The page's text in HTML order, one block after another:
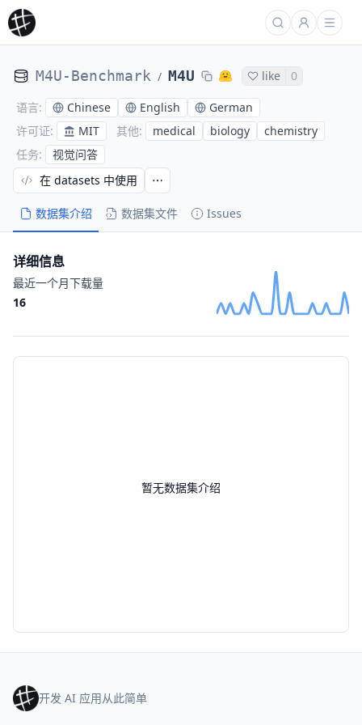
M4U-Benchmark / M4U like 0
语言: Chinese English
German
许可证: MIT 其他: medical biology
chemistry
任务: 视觉问答
数据集介绍 数据集文件 Issues
在 datasets 中使用
暂无数据集介绍
详细信息
最近一个月下载量
16
开发 AI 应用从此简单